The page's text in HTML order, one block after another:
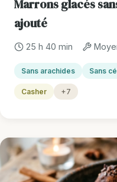
Marrons glacés
ajouté
25 h 40 min
Sans arachides Sans
Casher +7